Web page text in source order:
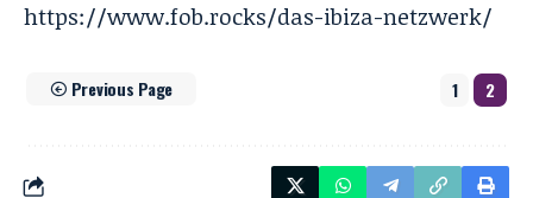
https://www.fob.rocks/das-ibiza-netzwerk/
Previous Page 1 2